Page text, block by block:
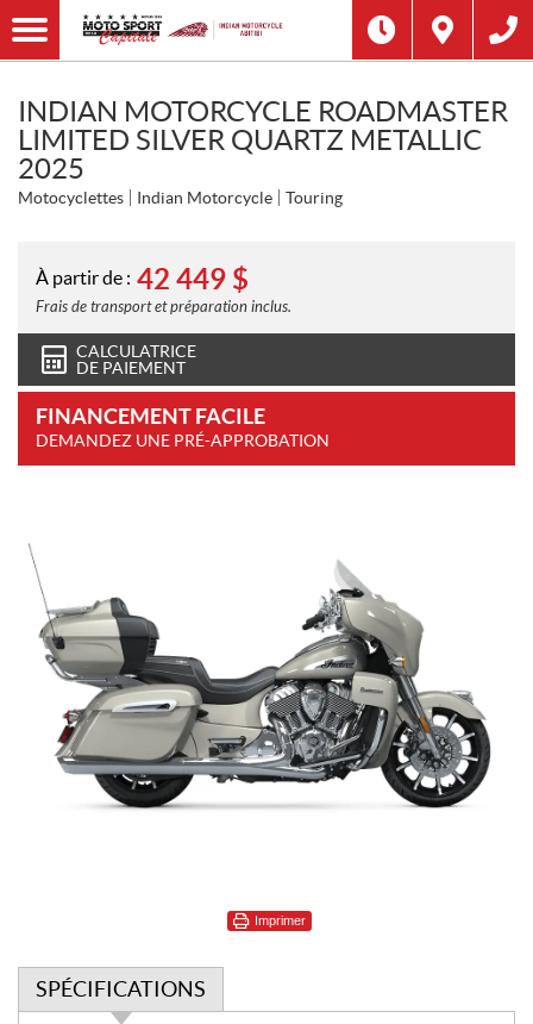
INDIAN MOTORCYCLE ROADMASTER
LIMITED SILVER QUARTZ METALLIC
2025
Motocyclettes Indian Motorcycle Touring
À partir de : 42 449 $
Frais de transport et préparation inclus.
CALCULATRICE
DE PAIEMENT
FINANCEMENT FACILE
DEMANDEZ UNE PRÉ-APPROBATION
Imprimer
SPÉCIFICATIONS